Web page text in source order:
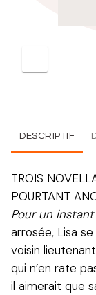
DESCRIPTIF
TROIS
POURTANT
Pour un
arrosée, Lisa
voisin
qui n’en rate
il aimerait que